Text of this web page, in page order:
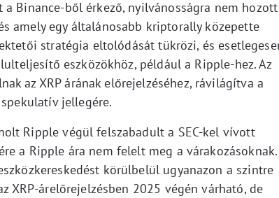
Binance-ből érkező, nyilvánosságra nem hozott
amely egy általánosabb kriptorally közepette
stratégia eltolódását tükrözi, és
eszközökhöz, például a Ripple-hez. Az
az XRP árának előrejelzéséhez, rávilágítva a
jellegére.
Ripple végül felszabadult a SEC-kel vívott
a Ripple ára nem felelt meg a várakozásoknak.
körülbelül ugyanazon a szintre
XRP-árelőrejelzésben 2025 végén várható, de